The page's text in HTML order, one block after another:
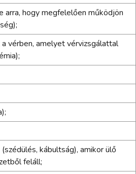
arra, hogy megfelelően működjön
vérben, amelyet vérvizsgálattal
kábultság), amikor ülő
feláll;